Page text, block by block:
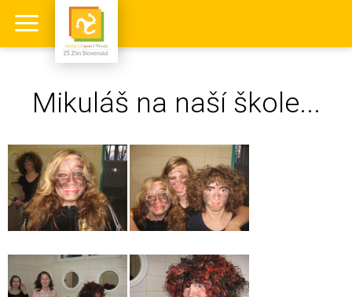
Mikuláš na naší škole...